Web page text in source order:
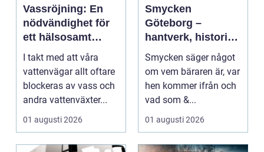
Vassröjning: En
nödvändighet för
ett hälsosamt
vattenlandskap
I takt med att våra
vattenvägar allt oftare
blockeras av vass och
andra vattenväxter...
01 augusti 2026
Smycken
Göteborg –
hantverk, historia
och personligt
uttryck
Smycken säger något
om vem bäraren är, var
hen kommer ifrån och
vad som &...
01 augusti 2026